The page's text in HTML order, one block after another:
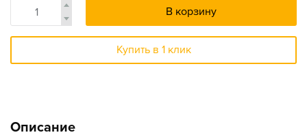
В корзину
Купить в 1 клик
Описание